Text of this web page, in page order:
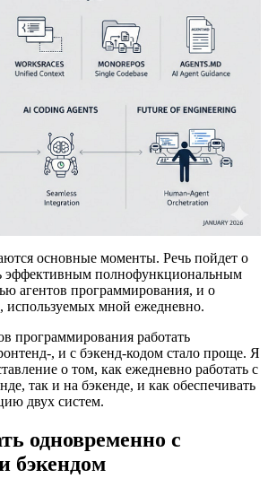
основные моменты. Речь пойдет о
эффективным полнофункциональным
агентов программирования, и о
используемых мной ежедневно.
программирования работать
, и с бэкенд-кодом стало проще. Я
о том, как ежедневно работать с
так и на бэкенде, и как обеспечивать
двух систем.
одновременно с
бэкендом